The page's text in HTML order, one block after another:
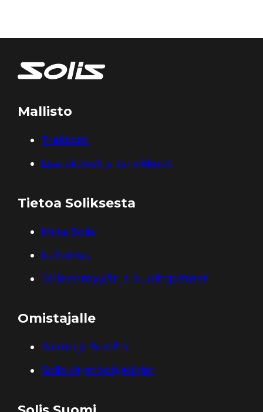
Mallisto
Traktorit
Lisälaitteet ja tarvikkeet
Tietoa Soliksesta
Miksi Solis
Rahoitus
Jälleenmyyjät ja huoltopisteet
Omistajalle
Takuu ja huolto
Solis käyttöohjekirjat